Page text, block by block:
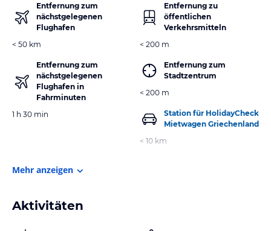
Entfernung zum
nächstgelegenen
Flughafen
< 50 km
Entfernung zum
nächstgelegenen
Flughafen in
Fahrminuten
1 h 30 min
Entfernung zu
öffentlichen
Verkehrsmitteln
< 200 m
Entfernung zum
Stadtzentrum
< 200 m
Station für HolidayCheck
Mietwagen Griechenland
< 10 km
Mehr anzeigen
Aktivitäten